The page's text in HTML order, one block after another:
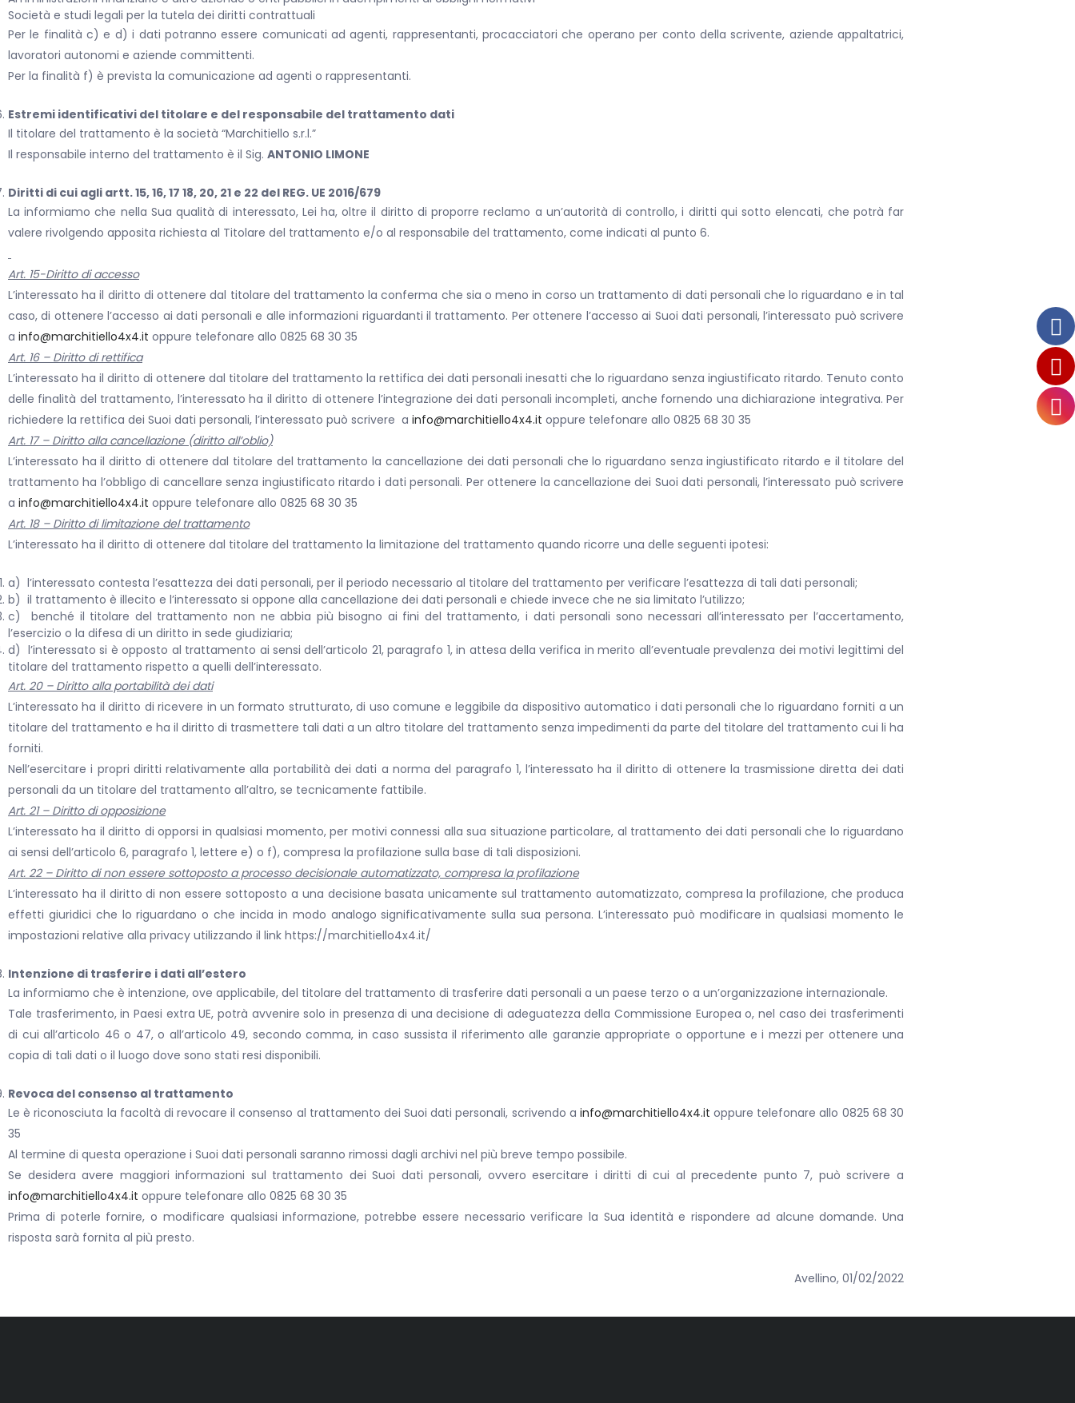
Società e studi legali per la tutela dei diritti contrattuali
Per le finalità c) e d) i dati potranno essere comunicati ad agenti, rappresentanti, procacciatori che operano per conto della scrivente, aziende appaltatrici,
lavoratori autonomi e aziende committenti.
Per la finalità f) è prevista la comunicazione ad agenti o rappresentanti.
Estremi identificativi del titolare e del responsabile del trattamento dati
Il titolare del trattamento è la società “Marchitiello s.r.l.”
Il responsabile interno del trattamento è il Sig. ANTONIO LIMONE
Diritti di cui agli artt. 15, 16, 17 18, 20, 21 e 22 del REG. UE 2016/679
La informiamo che nella Sua qualità di interessato, Lei ha, oltre il diritto di proporre reclamo a un’autorità di controllo, i diritti qui sotto elencati, che potrà far
valere rivolgendo apposita richiesta al Titolare del trattamento e/o al responsabile del trattamento, come indicati al punto 6.
Art. 15-Diritto di accesso
L’interessato ha il diritto di ottenere dal titolare del trattamento la conferma che sia o meno in corso un trattamento di dati personali che lo riguardano e in tal
caso, di ottenere l’accesso ai dati personali e alle informazioni riguardanti il trattamento. Per ottenere l’accesso ai Suoi dati personali, l’interessato può scrivere
a info@marchitiello4x4.it oppure telefonare allo 0825 68 30 35
Art. 16 – Diritto di rettifica
L’interessato ha il diritto di ottenere dal titolare del trattamento la rettifica dei dati personali inesatti che lo riguardano senza ingiustificato ritardo. Tenuto conto
delle finalità del trattamento, l’interessato ha il diritto di ottenere l’integrazione dei dati personali incompleti, anche fornendo una dichiarazione integrativa. Per
richiedere la rettifica dei Suoi dati personali, l’interessato può scrivere a info@marchitiello4x4.it oppure telefonare allo 0825 68 30 35
Art. 17 – Diritto alla cancellazione (diritto all’oblio)
L’interessato ha il diritto di ottenere dal titolare del trattamento la cancellazione dei dati personali che lo riguardano senza ingiustificato ritardo e il titolare del
trattamento ha l’obbligo di cancellare senza ingiustificato ritardo i dati personali. Per ottenere la cancellazione dei Suoi dati personali, l’interessato può scrivere
a info@marchitiello4x4.it oppure telefonare allo 0825 68 30 35
Art. 18 – Diritto di limitazione del trattamento
L’interessato ha il diritto di ottenere dal titolare del trattamento la limitazione del trattamento quando ricorre una delle seguenti ipotesi:
a) l’interessato contesta l’esattezza dei dati personali, per il periodo necessario al titolare del trattamento per verificare l’esattezza di tali dati personali;
b) il trattamento è illecito e l’interessato si oppone alla cancellazione dei dati personali e chiede invece che ne sia limitato l’utilizzo;
c) benché il titolare del trattamento non ne abbia più bisogno ai fini del trattamento, i dati personali sono necessari all’interessato per l’accertamento,
l’esercizio o la difesa di un diritto in sede giudiziaria;
d) l’interessato si è opposto al trattamento ai sensi dell’articolo 21, paragrafo 1, in attesa della verifica in merito all’eventuale prevalenza dei motivi legittimi del
titolare del trattamento rispetto a quelli dell’interessato.
Art. 20 – Diritto alla portabilità dei dati
L’interessato ha il diritto di ricevere in un formato strutturato, di uso comune e leggibile da dispositivo automatico i dati personali che lo riguardano forniti a un
titolare del trattamento e ha il diritto di trasmettere tali dati a un altro titolare del trattamento senza impedimenti da parte del titolare del trattamento cui li ha
forniti.
Nell’esercitare i propri diritti relativamente alla portabilità dei dati a norma del paragrafo 1, l’interessato ha il diritto di ottenere la trasmissione diretta dei dati
personali da un titolare del trattamento all’altro, se tecnicamente fattibile.
Art. 21 – Diritto di opposizione
L’interessato ha il diritto di opporsi in qualsiasi momento, per motivi connessi alla sua situazione particolare, al trattamento dei dati personali che lo riguardano
ai sensi dell’articolo 6, paragrafo 1, lettere e) o f), compresa la profilazione sulla base di tali disposizioni.
Art. 22 – Diritto di non essere sottoposto a processo decisionale automatizzato, compresa la profilazione
L’interessato ha il diritto di non essere sottoposto a una decisione basata unicamente sul trattamento automatizzato, compresa la profilazione, che produca
effetti giuridici che lo riguardano o che incida in modo analogo significativamente sulla sua persona. L’interessato può modificare in qualsiasi momento le
impostazioni relative alla privacy utilizzando il link https://marchitiello4x4.it/
Intenzione di trasferire i dati all’estero
La informiamo che è intenzione, ove applicabile, del titolare del trattamento di trasferire dati personali a un paese terzo o a un’organizzazione internazionale.
Tale trasferimento, in Paesi extra UE, potrà avvenire solo in presenza di una decisione di adeguatezza della Commissione Europea o, nel caso dei trasferimenti
di cui all’articolo 46 o 47, o all’articolo 49, secondo comma, in caso sussista il riferimento alle garanzie appropriate o opportune e i mezzi per ottenere una
copia di tali dati o il luogo dove sono stati resi disponibili.
Revoca del consenso al trattamento
Le è riconosciuta la facoltà di revocare il consenso al trattamento dei Suoi dati personali, scrivendo a info@marchitiello4x4.it oppure telefonare allo 0825 68 30
35
Al termine di questa operazione i Suoi dati personali saranno rimossi dagli archivi nel più breve tempo possibile.
Se desidera avere maggiori informazioni sul trattamento dei Suoi dati personali, ovvero esercitare i diritti di cui al precedente punto 7, può scrivere a
info@marchitiello4x4.it oppure telefonare allo 0825 68 30 35
Prima di poterle fornire, o modificare qualsiasi informazione, potrebbe essere necessario verificare la Sua identità e rispondere ad alcune domande. Una
risposta sarà fornita al più presto.
Avellino, 01/02/2022